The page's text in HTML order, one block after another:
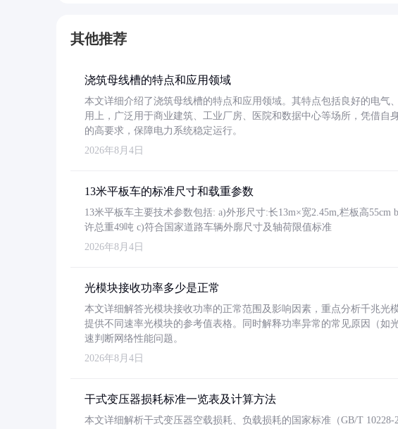
其他推荐
浇筑母线槽的特点和应用领域
本文详细介绍了浇筑母线槽的特点和应用领域。其特点包括良好的电气
用上，广泛用于商业建筑、工业厂房、医院和数据中心等场所，凭借自
的高要求，保障电力系统稳定运行。
2026年8月4日
13米平板车的标准尺寸和载重参数
13米平板车主要技术参数包括: a)外形尺寸:长13m×宽2.45m,栏板高55cm
许总重49吨 c)符合国家道路车辆外廓尺寸及轴荷限值标准
2026年8月4日
光模块接收功率多少是正常
本文详细解答光模块接收功率的正常范围及影响因素，重点分析千兆光
提供不同速率光模块的参考值表格。同时解释功率异常的常见原因（如
速判断网络性能问题。
2026年8月4日
干式变压器损耗标准一览表及计算方法
本文详细解析干式变压器空载损耗、负载损耗的国家标准（GB/T